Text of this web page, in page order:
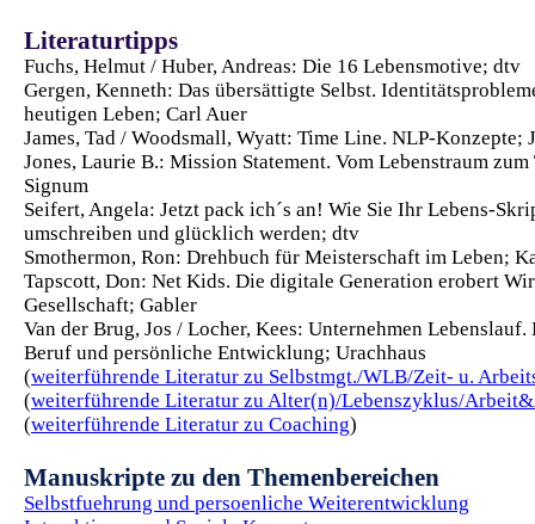
Literaturtipps
Fuchs, Helmut / Huber, Andreas: Die 16 Lebensmotive; dtv
Gergen, Kenneth: Das übersättigte Selbst.
heutigen Leben; Carl Auer
James, Tad / Woodsmall, Wyatt: Time Line. NLP-Konzepte;
Jones, Laurie B.: Mission Statement. Vom Lebenstraum
Signum
Seifert, Angela: Jetzt pack ich´s an! Wie Sie Ihr Lebens-
umschreiben und glücklich werden; dtv
Smothermon, Ron: Drehbuch für Meisterschaft im Leben;
Tapscott, Don: Net Kids. Die digitale Generation erobert
Gesellschaft; Gabler
Van der Brug, Jos / Locher, Kees: Unternehmen
Beruf und persönliche Entwicklung; Urachhaus
(weiterführende Literatur zu Selbstmgt./WLB/Zeit- u.
(weiterführende Literatur zu Alter(n)/Lebenszyklus/
(weiterführende Literatur zu Coaching)
Manuskripte zu den Themenbereichen
Selbstfuehrung und persoenliche Weiterentwicklung